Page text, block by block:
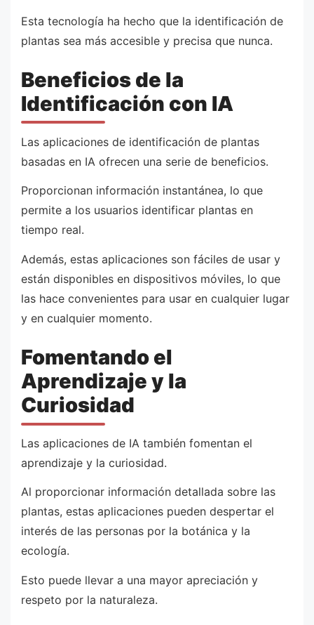
Esta tecnología ha hecho que la identificación de
plantas sea más accesible y precisa que nunca.
Beneficios de la
Identificación con IA
Las aplicaciones de identificación de plantas
basadas en IA ofrecen una serie de beneficios.
Proporcionan información instantánea, lo que
permite a los usuarios identificar plantas en
tiempo real.
Además, estas aplicaciones son fáciles de usar y
están disponibles en dispositivos móviles, lo que
las hace convenientes para usar en cualquier lugar
y en cualquier momento.
Fomentando el
Aprendizaje y la
Curiosidad
Las aplicaciones de IA también fomentan el
aprendizaje y la curiosidad.
Al proporcionar información detallada sobre las
plantas, estas aplicaciones pueden despertar el
interés de las personas por la botánica y la
ecología.
Esto puede llevar a una mayor apreciación y
respeto por la naturaleza.